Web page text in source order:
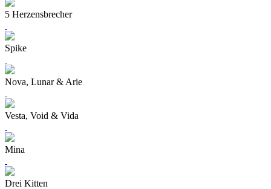
5 Herzensbrecher
Spike
Nova, Lunar & Arie
Vesta, Void & Vida
Mina
Drei Kitten